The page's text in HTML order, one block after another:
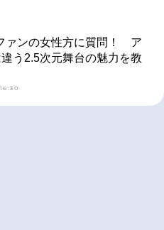
ァンの女性方に質問！ ア
う2.5次元舞台の魅力を教